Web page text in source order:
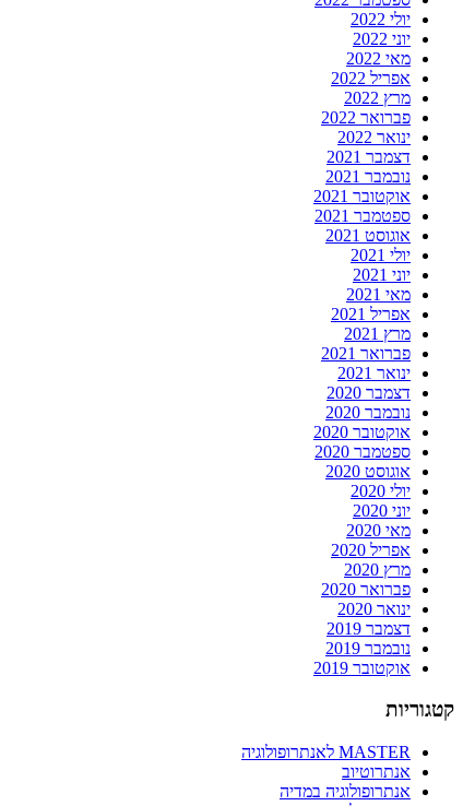
יולי 2022
יוני 2022
מאי 2022
אפריל 2022
מרץ 2022
פברואר 2022
ינואר 2022
דצמבר 2021
נובמבר 2021
אוקטובר 2021
ספטמבר 2021
אוגוסט 2021
יולי 2021
יוני 2021
מאי 2021
אפריל 2021
מרץ 2021
פברואר 2021
ינואר 2021
דצמבר 2020
נובמבר 2020
אוקטובר 2020
ספטמבר 2020
אוגוסט 2020
יולי 2020
יוני 2020
מאי 2020
אפריל 2020
מרץ 2020
פברואר 2020
ינואר 2020
דצמבר 2019
נובמבר 2019
אוקטובר 2019
קטגוריות
MASTER לאנתרופולוגיה
אנתרוטיוב
אנתרופולוגיה במדיה